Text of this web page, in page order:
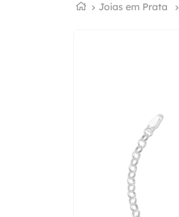
Joias em Prata